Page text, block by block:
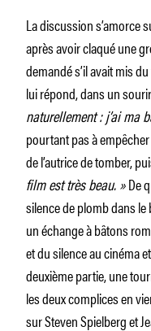
La discussion s’amorce
après avoir claqué une
demandé s’il avait mis
lui répond, dans un
naturellement : j’ai ma
pourtant pas à
de l’autrice de tomber,
film est très beau. »De
silence de plomb dans le
un échange à bâtons
et du silence au cinéma
deuxième partie, une
les deux complices en
sur Steven Spielberg et